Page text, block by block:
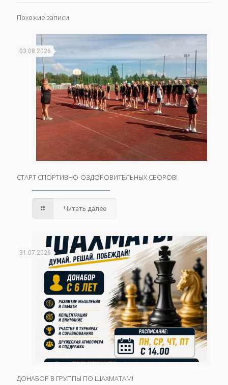
Похожие записи
03.08.2026
СТАРТ СПОРТИВНО-ОЗДОРОВИТЕЛЬНЫХ СБОРОВ!
Читать далее
31.07.2026
ДОНАБОР В ГРУППЫ ПО ШАХМАТАМ!